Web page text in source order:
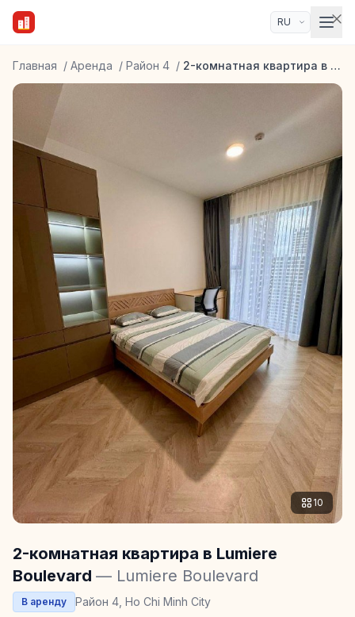
Главная / Аренда / Район 4 / 2-комнатная квартира в Lumiere Boulevard
10
2-комнатная квартира в Lumiere
Boulevard — Lumiere Boulevard
В аренду Район 4, Ho Chi Minh City